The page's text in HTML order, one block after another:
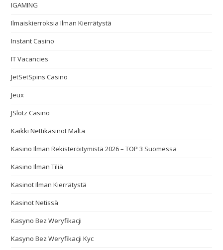
IGAMING
Ilmaiskierroksia Ilman Kierrätystä
Instant Casino
IT Vacancies
JetSetSpins Casino
Jeux
JSlotz Casino
Kaikki Nettikasinot Malta
Kasino Ilman Rekisteröitymistä 2026 – TOP 3 Suomessa
Kasino Ilman Tiliä
Kasinot Ilman Kierrätystä
Kasinot Netissä
Kasyno Bez Weryfikacji
Kasyno Bez Weryfikacji Kyc